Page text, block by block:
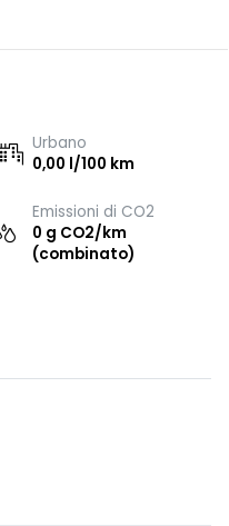
Urbano
0,00 l/100 km
Emissioni di CO2
0 g CO2/km
(combinato)